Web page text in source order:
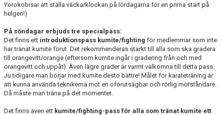
Yorokobisar att ställa väckarklockan på lördagarna för en prima start på
helgen!)
På söndagar erbjuds tre specialpass:
Det finns ett introduktionspass kumite/fighting för medlemmar som inte
har tränat kumite förut. Det rekommenderas starkt till alla som ska gradera
till orangevitt/orange (eftersom kumite ingår i gradering från och med
orangevitt och uppåt). Även lägre grader är varmt välkomna till detta pass.
Ju tidigare man börjar med kumite desto bättre! Målet för karateträning är
att kunna använda teknikerna mot en oförutsägbar och rörlig motståndare.
Då måste man träna på det momentet.
Det finns även ett kumite/fighting-pass för alla som tränat kumite ett